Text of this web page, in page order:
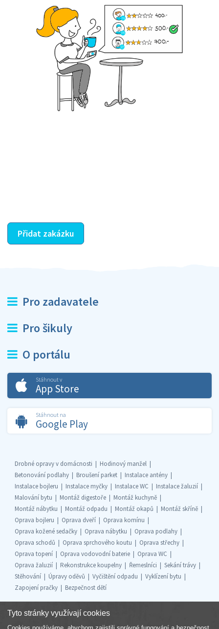
Přidat zakázku
Pro zadavatele
Pro šikuly
O portálu
Stáhnout v
App Store
Stáhnout na
Google Play
Drobné opravy v domácnosti
Hodinový manžel
Betonování podlahy
Broušení parket
Instalace antény
Instalace bojleru
Instalace myčky Instalace WC
Instalace žaluzií
Malování bytu
Montáž digestoře
Montáž kuchyně
Montáž nábytku
Montáž odpadu Montáž okapů
Montáž skříně
Oprava bojleru
Oprava dveří
Oprava komínu
Oprava kožené sedačky
Oprava nábytku
Oprava podlahy
Oprava schodů
Oprava sprchového koutu
Oprava střechy
Oprava topení
Oprava vodovodní baterie
Oprava WC
Oprava žaluzií
Rekonstrukce koupelny Řemeslníci
Sekání trávy
Stěhování
Úpravy oděvů Vyčištění odpadu
Vyklízení bytu
Zapojení pračky
Bezpečnost dětí
Tyto stránky využívají cookies